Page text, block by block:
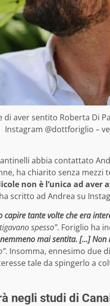
aver sentito Roberta Di
Instagram @dottforiglio –
abbia contattato
ha chiarito senza mezzi
non è l’unica ad
ha scritto ad Andrea su
tante volte che era
spesso”. Foriglio ha
nemmeno mai sentita. […] Non
. Insomma, ennesimo due
tale da spingerlo a
negli studi di